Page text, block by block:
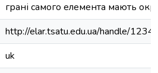
грані самого елемента мають
http://elar.tsatu.edu.ua/handle/
uk